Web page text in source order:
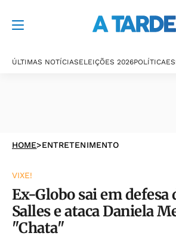
ÚLTIMAS NOTÍCIASELEIÇÕES 2026POLÍTICA
HOME>ENTRETENIMENTO
VIXE!
Ex-Globo sai em defesa
Salles e ataca Daniela
"Chata"